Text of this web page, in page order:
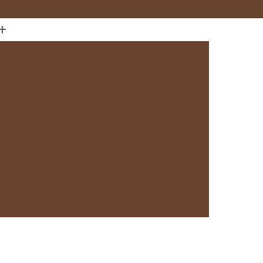
sob Medida